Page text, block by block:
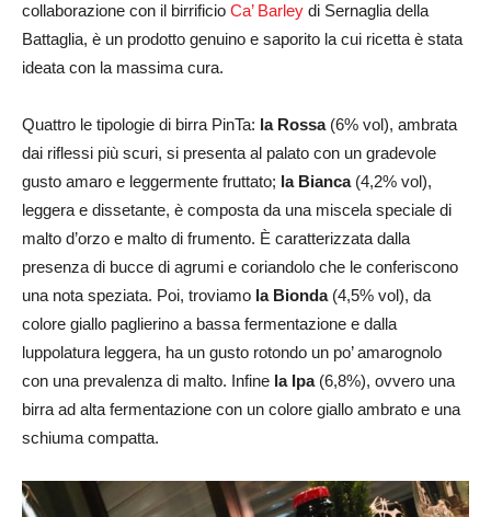
collaborazione con il birrificio Ca’ Barley di Sernaglia della
Battaglia, è un prodotto genuino e saporito la cui ricetta è stata
ideata con la massima cura.
Quattro le tipologie di birra PinTa: la Rossa(6% vol), ambrata
dai riflessi più scuri, si presenta al palato con un gradevole
gusto amaro e leggermente fruttato; la Bianca(4,2% vol),
leggera e dissetante, è composta da una miscela speciale di
malto d’orzo e malto di frumento. È caratterizzata dalla
presenza di bucce di agrumi e coriandolo che le conferiscono
una nota speziata. Poi, troviamo la Bionda(4,5% vol), da
colore giallo paglierino a bassa fermentazione e dalla
luppolatura leggera, ha un gusto rotondo un po’ amarognolo
con una prevalenza di malto. Infine la Ipa(6,8%), ovvero una
birra ad alta fermentazione con un colore giallo ambrato e una
schiuma compatta.